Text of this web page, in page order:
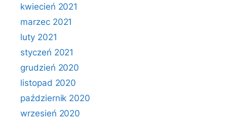
kwiecień 2021
marzec 2021
luty 2021
styczeń 2021
grudzień 2020
listopad 2020
październik 2020
wrzesień 2020